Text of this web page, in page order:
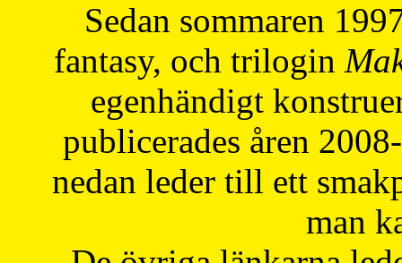
Sedan sommaren
fantasy, och trilogin
egenhändigt
publicerades åren
nedan leder till ett
man